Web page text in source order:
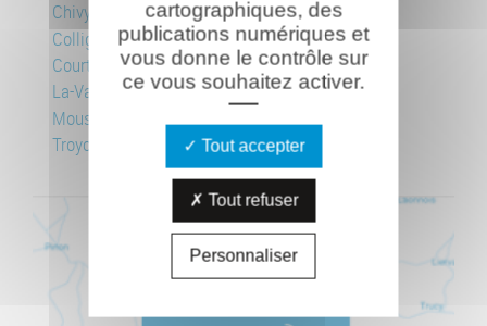
Chivy
Colligis-Crandelain
Courtecon
La-Vallée-Foulon
Moussy-Verneuil
Troyon
cartographiques, des
publications numériques et
vous donne le contrôle sur
ce vous souhaitez activer.
Tout accepter
Tout refuser
Personnaliser